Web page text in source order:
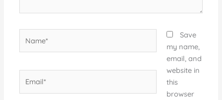
Save
my name,
email, and
website in
this
browser